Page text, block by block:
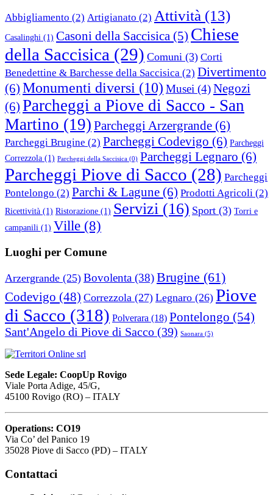
Abbigliamento (2) Artigianato (2) Attività (13)
Casalinghi (1) Casoni della Saccisica (5) Chiese
della Saccisica (29) Comuni (3) Corti
Benedettine & Barchesse della Saccisica (2) Divertimento
(6) Monumenti diversi (10) Musei (4)Negozi
(6) Parcheggi a Piove di Sacco - San
Martino (19) Parcheggi Arzergrande (6)
Parcheggi Brugine (2) Parcheggi Codevigo (6) Parcheggi
Correzzola (1) Parcheggi della Saccisica (0) Parcheggi Legnaro (6)
Parcheggi Piove di Sacco (28) Parcheggi
Pontelongo (2) Parchi & Lagune (6) Prodotti Agricoli (2)
Ricettività (1) Ristorazione (1) Servizi (16) Sport (3) Torri e
campanili (1) Ville (8)
Luoghi per Comune
Arzergrande (25) Bovolenta (38)Brugine (61)
Codevigo (48) Correzzola (27) Legnaro (26) Piove
di Sacco (318) Polverara (18) Pontelongo (54)
Sant'Angelo di Piove di Sacco (39) Saonara (5)
Sede Legale: CoopUp Rovigo
Viale Porta Adige, 45/G,
45100 Rovigo (RO) – ITALY
Operations: CO19
Via Co’ del Panico 19
35028 Piove di Sacco (PD) – ITALY
Contattaci